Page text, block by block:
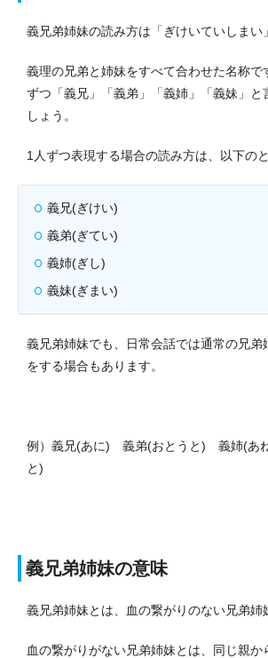
義兄弟姉妹の読み方は「ぎけいていしまい
義理の兄弟と姉妹をすべて合わせた名称で
ずつ「義兄」「義弟」「義姉」「義妹」と
しょう。
1人ずつ表現する場合の読み方は、以下のと
義兄(ぎけい)
義弟(ぎてい)
義姉(ぎし)
義妹(ぎまい)
義兄弟姉妹でも、日常会話では通常の兄弟
をする場合もあります。
例）義兄(あに) 義弟(おとうと) 義姉(あ
と)
義兄弟姉妹の意味
義兄弟姉妹とは、血の繋がりのない兄弟姉
血の繋がりがない兄弟姉妹とは、同じ親か